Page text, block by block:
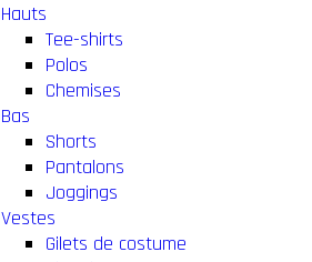
Hauts
Tee-shirts
Polos
Chemises
Bas
Shorts
Pantalons
Joggings
Vestes
Gilets de costume